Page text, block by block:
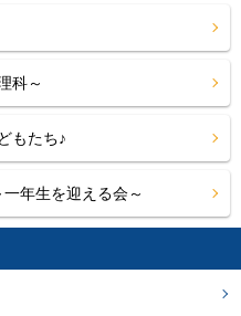
科～
もたち♪
年生を迎える会～